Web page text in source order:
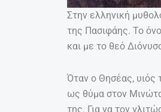
Στην ελληνική
της Πασιφάης. Το
και με το θεό
Όταν ο Θησέας, υιός
ως θύμα στον
της. Για να τον